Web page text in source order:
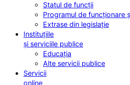
Statul de funcții
Programul de funcționare
Extrase din legislație
Instituțiile
și serviciile publice
Educația
Alte servicii publice
Servicii
online